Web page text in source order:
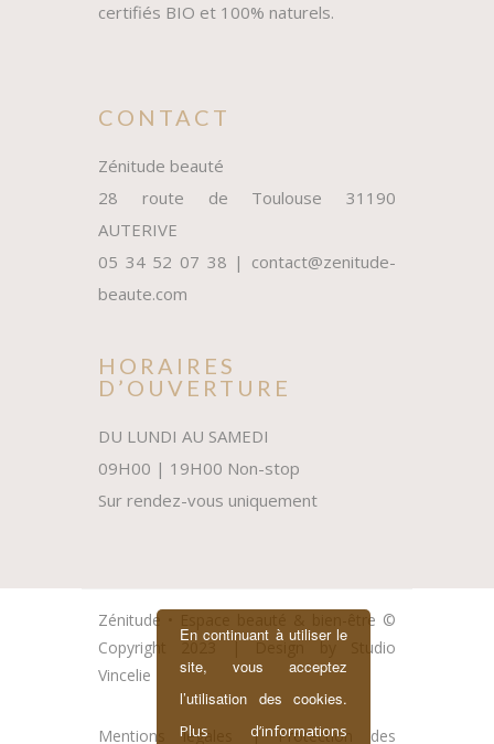
certifiés BIO et 100% naturels.
CONTACT
Zénitude beauté
28 route de Toulouse 31190
AUTERIVE
05 34 52 07 38 | contact@zenitude-
beaute.com
HORAIRES
D’OUVERTURE
DU LUNDI AU SAMEDI
09H00 | 19H00 Non-stop
Sur rendez-vous uniquement
Zénitude • Espace beauté & bien-être ©
Copyright 2023 | Design by
Studio
Vincelie
Mentions légales |Protection des
En continuant à utiliser le
site, vous acceptez
l’utilisation des cookies.
Plus d’informations